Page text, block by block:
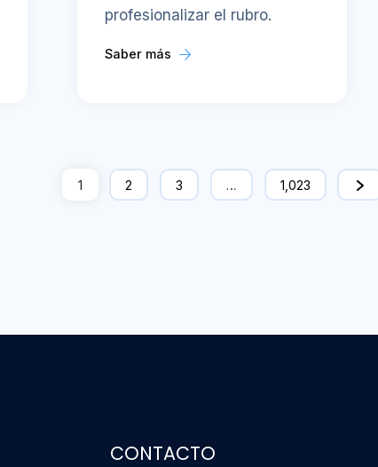
profesionalizar el rubro.
Saber más
1 2 3 … 1,023
CONTACTO